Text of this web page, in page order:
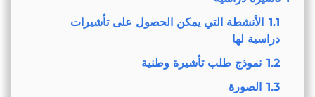
1.1
الأنشطة التي يمكن الحصول على تأشيرات
دراسية لها
1.2
نموذج طلب تأشيرة وطنية
1.3
الصورة